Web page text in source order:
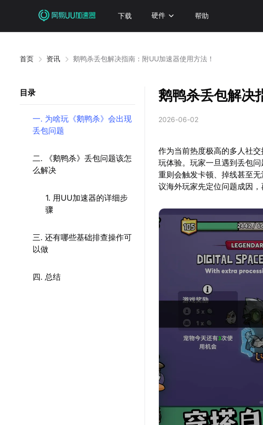
下载 硬件 帮助
首页 资讯 鹅鸭杀丢包解决指南：附UU加速器使用方法！
目录
一. 为啥玩《鹅鸭杀》会出现
丢包问题
二. 《鹅鸭杀》丢包问题该怎
么解决
1. 用UU加速器的详细步
骤
三. 还有哪些基础排查操作可
以做
四. 总结
鹅鸭杀丢包解决
2026-06-02
作为当前热度极高的多人社
玩体验。玩家一旦遇到丢包
重则会触发卡顿、掉线甚至
议海外玩家先定位问题成因